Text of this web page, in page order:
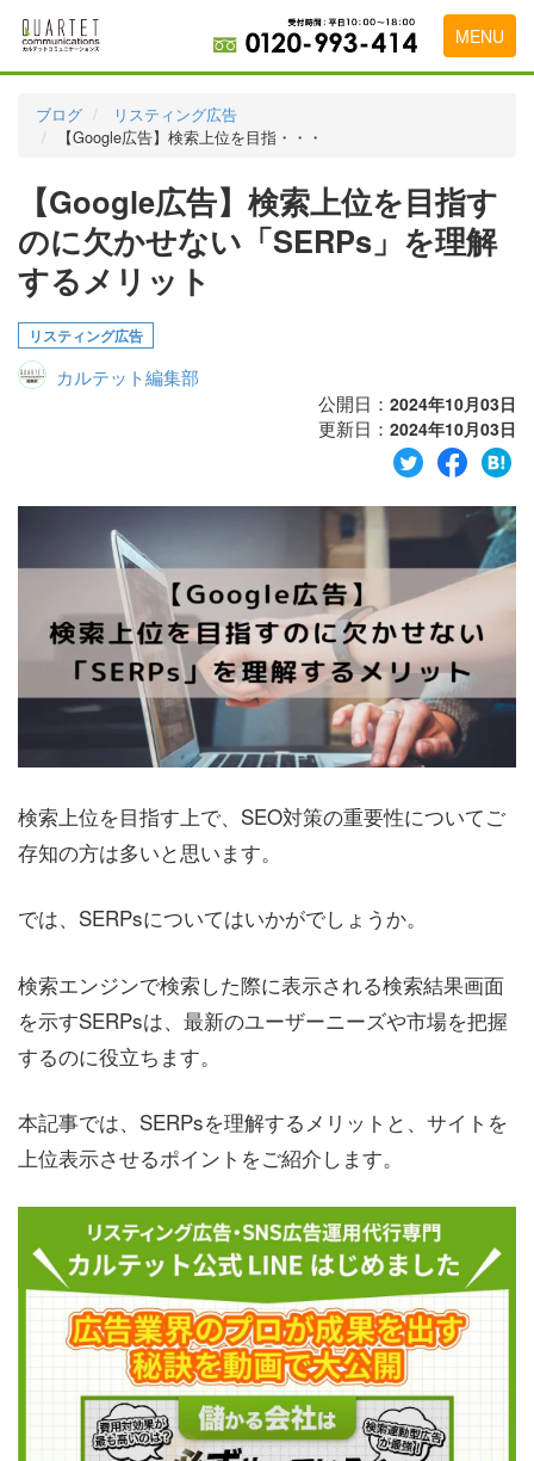
MENU
料金表
実績・お客様の声
初めて導入をお考えの方
代理店の乗り換えをお考えの方
広告代理店・HP制作会社様へ
お申し込みから運用開始までの流れ
ブログ
リスティング広告
【Google広告】検索上位を目指・・・
【Google広告】検索上位を目指す
のに欠かせない「SERPs」を理解
するメリット
リスティング広告
カルテット編集部
公開日： 2024年10月03日
更新日： 2024年10月03日
検索上位を目指す上で、SEO対策の重要性についてご
存知の方は多いと思います。
では、SERPsについてはいかがでしょうか。
検索エンジンで検索した際に表示される検索結果画面
を示すSERPsは、最新のユーザーニーズや市場を把握
するのに役立ちます。
本記事では、SERPsを理解するメリットと、サイトを
上位表示させるポイントをご紹介します。